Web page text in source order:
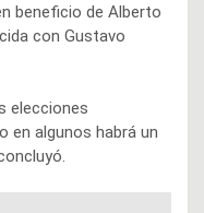
beneficio de Alberto
con Gustavo
elecciones
en algunos habrá un